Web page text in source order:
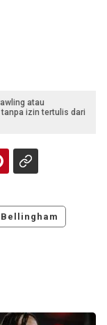
atau
izin tertulis dari